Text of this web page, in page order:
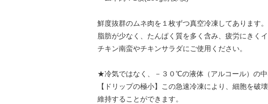
鮮度抜群のムネ肉を１枚ずつ真空冷凍してあります。
脂肪が少なく、たんぱく質を多く含み、疲労にきく
チキン南蛮やチキンサラダにご使用ください。
★冷気ではなく、－３０℃の液体（アルコール）の中
【ドリップの極小】この急速冷凍により、細胞を
維持することができます。